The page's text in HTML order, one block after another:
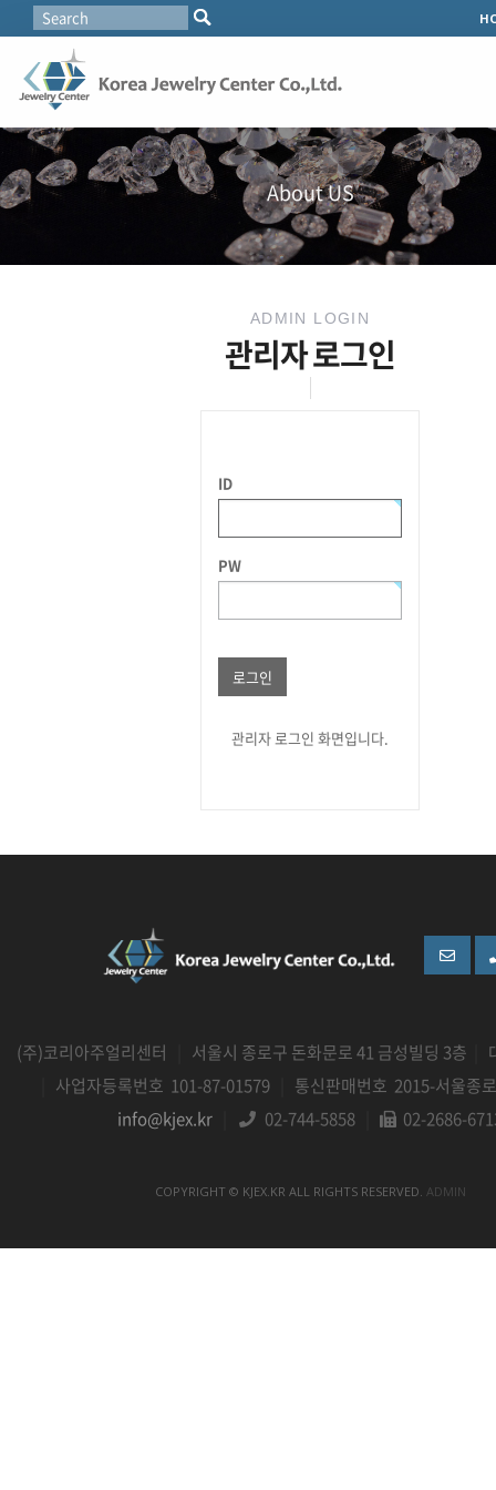
About US
ADMIN LOGIN
관리자 로그인
ID
PW
로그인
관리자 로그인 화면입니다.
(주)코리아주얼리센터 서울시 종로구 돈화문로 41 금성빌딩 3층
사업자등록번호 101-87-01579
통신판매번호 2015-서울종
info@kjex.kr
02-744-5858 02-2686-
COPYRIGHT © KJEX.KR ALL RIGHTS RESERVED. ADMIN